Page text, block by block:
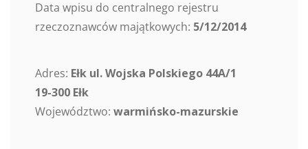
Data wpisu do centralnego rejestru
rzeczoznawców majątkowych: 5/12/2014
Adres: Ełk ul. Wojska Polskiego 44A/1
19-300 Ełk
Województwo: warmińsko-mazurskie